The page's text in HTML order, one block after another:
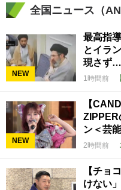
全国ニュース（
NEW
最高指
とイラ
現さず…
1時間前
NEW
【
ZIPPER
ン＜芸
2時間前
【チョ
けない